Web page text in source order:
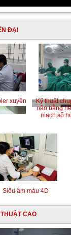
ĐẠI
xuyên
Kỹ thuật
não bằng
mạch số
Siêu âm màu 4D
CAO